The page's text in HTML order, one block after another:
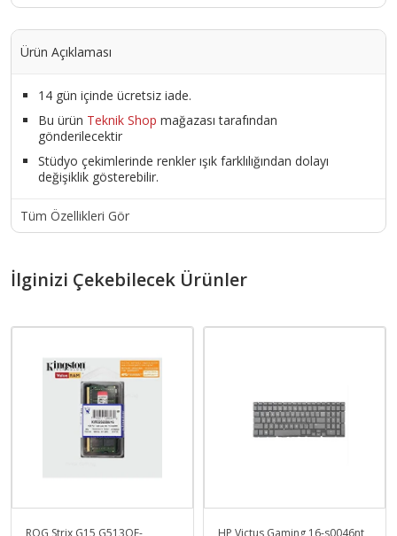
Ürün Açıklaması
14 gün içinde ücretsiz iade.
Bu ürün Teknik Shop mağazası tarafından
gönderilecektir
Stüdyo çekimlerinde renkler ışık farklılığından dolayı
değişiklik gösterebilir.
Tüm Özellikleri Gör
İlginizi Çekebilecek Ürünler
ROG Strix G15 G513QE-
HP Victus Gaming 16-s0046nt